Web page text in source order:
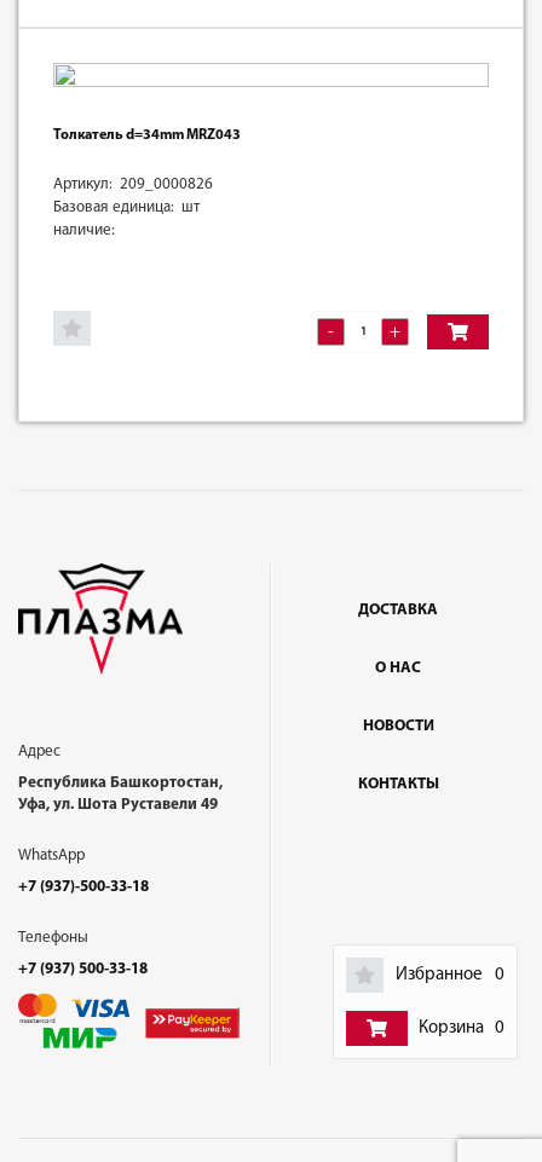
Избранное 0
Корзина 0
Толкатель d=34mm MRZ043
Артикул: 209_0000826
Базовая единица: шт
наличие:
- +
Адрес
Республика Башкортостан,
Уфа, ул. Шота Руставели 49
WhatsApp
+7 (937)-500-33-18
Телефоны
+7 (937) 500-33-18
ДОСТАВКА
О НАС
НОВОСТИ
КОНТАКТЫ